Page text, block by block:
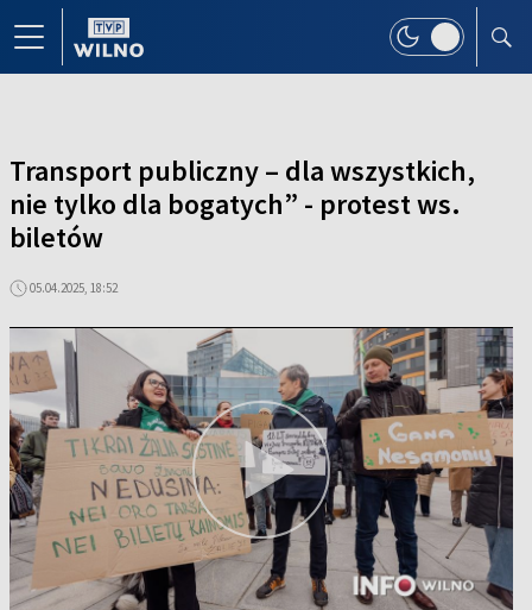
Transport publiczny – dla wszystkich,
nie tylko dla bogatych” - protest ws.
biletów
05.04.2025, 18:52